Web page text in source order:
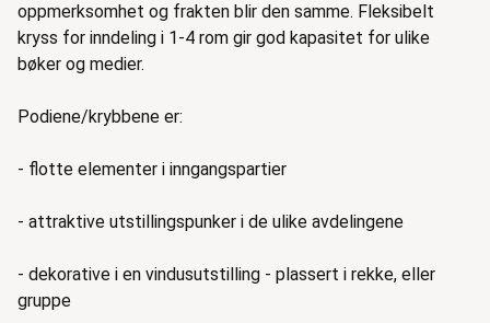
oppmerksomhet og frakten blir den samme. Fleksibelt
kryss for inndeling i 1-4 rom gir god kapasitet for ulike
bøker og medier.
Podiene/krybbene er:
- flotte elementer i inngangspartier
- attraktive utstillingspunker i de ulike avdelingene
- dekorative i en vindusutstilling - plassert i rekke, eller
gruppe